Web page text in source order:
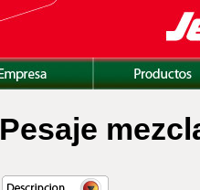
Pesaje